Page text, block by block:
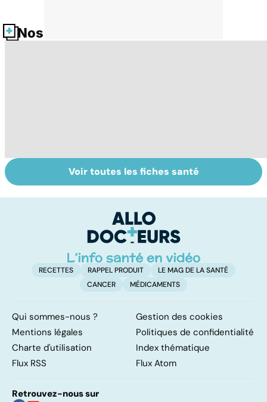
Nos fiches santé
La tuberculose
pulmonaire
Tout savoir sur
les infections
Voir toutes les fiches santé
RECETTES RAPPEL PRODUIT
LE MAG DE LA SANTÉ
CANCER
MÉDICAMENTS
Qui sommes-nous ?
Gestion des cookies
Mentions légales
Politiques de confidentialité
Charte d'utilisation
Index thématique
Flux RSS
Flux Atom
Retrouvez-nous sur